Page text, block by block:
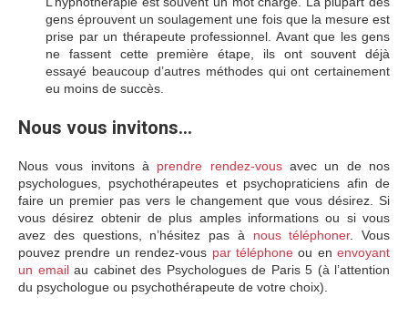
gens éprouvent un soulagement une fois que la mesure est
prise par un thérapeute professionnel. Avant que les gens
ne fassent cette première étape, ils ont souvent déjà
essayé beaucoup d’autres méthodes qui ont certainement
eu moins de succès.
Nous vous invitons…
Nous vous invitons à prendre rendez-vousavec un de nos
psychologues, psychothérapeutes et psychopraticiens afin de
faire un premier pas vers le changement que vous désirez. Si
vous désirez obtenir de plus amples informations ou si vous
avez des questions, n’hésitez pas à nous téléphoner. Vous
pouvez prendre un rendez-vous par téléphoneou en envoyant
un emailau cabinet des Psychologues de Paris 5 (à l’attention
du psychologue ou psychothérapeute de votre choix).